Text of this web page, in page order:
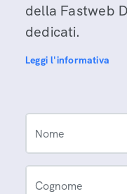
della Fastweb
dedicati.
Leggi l'informativa
Nome
Cognome